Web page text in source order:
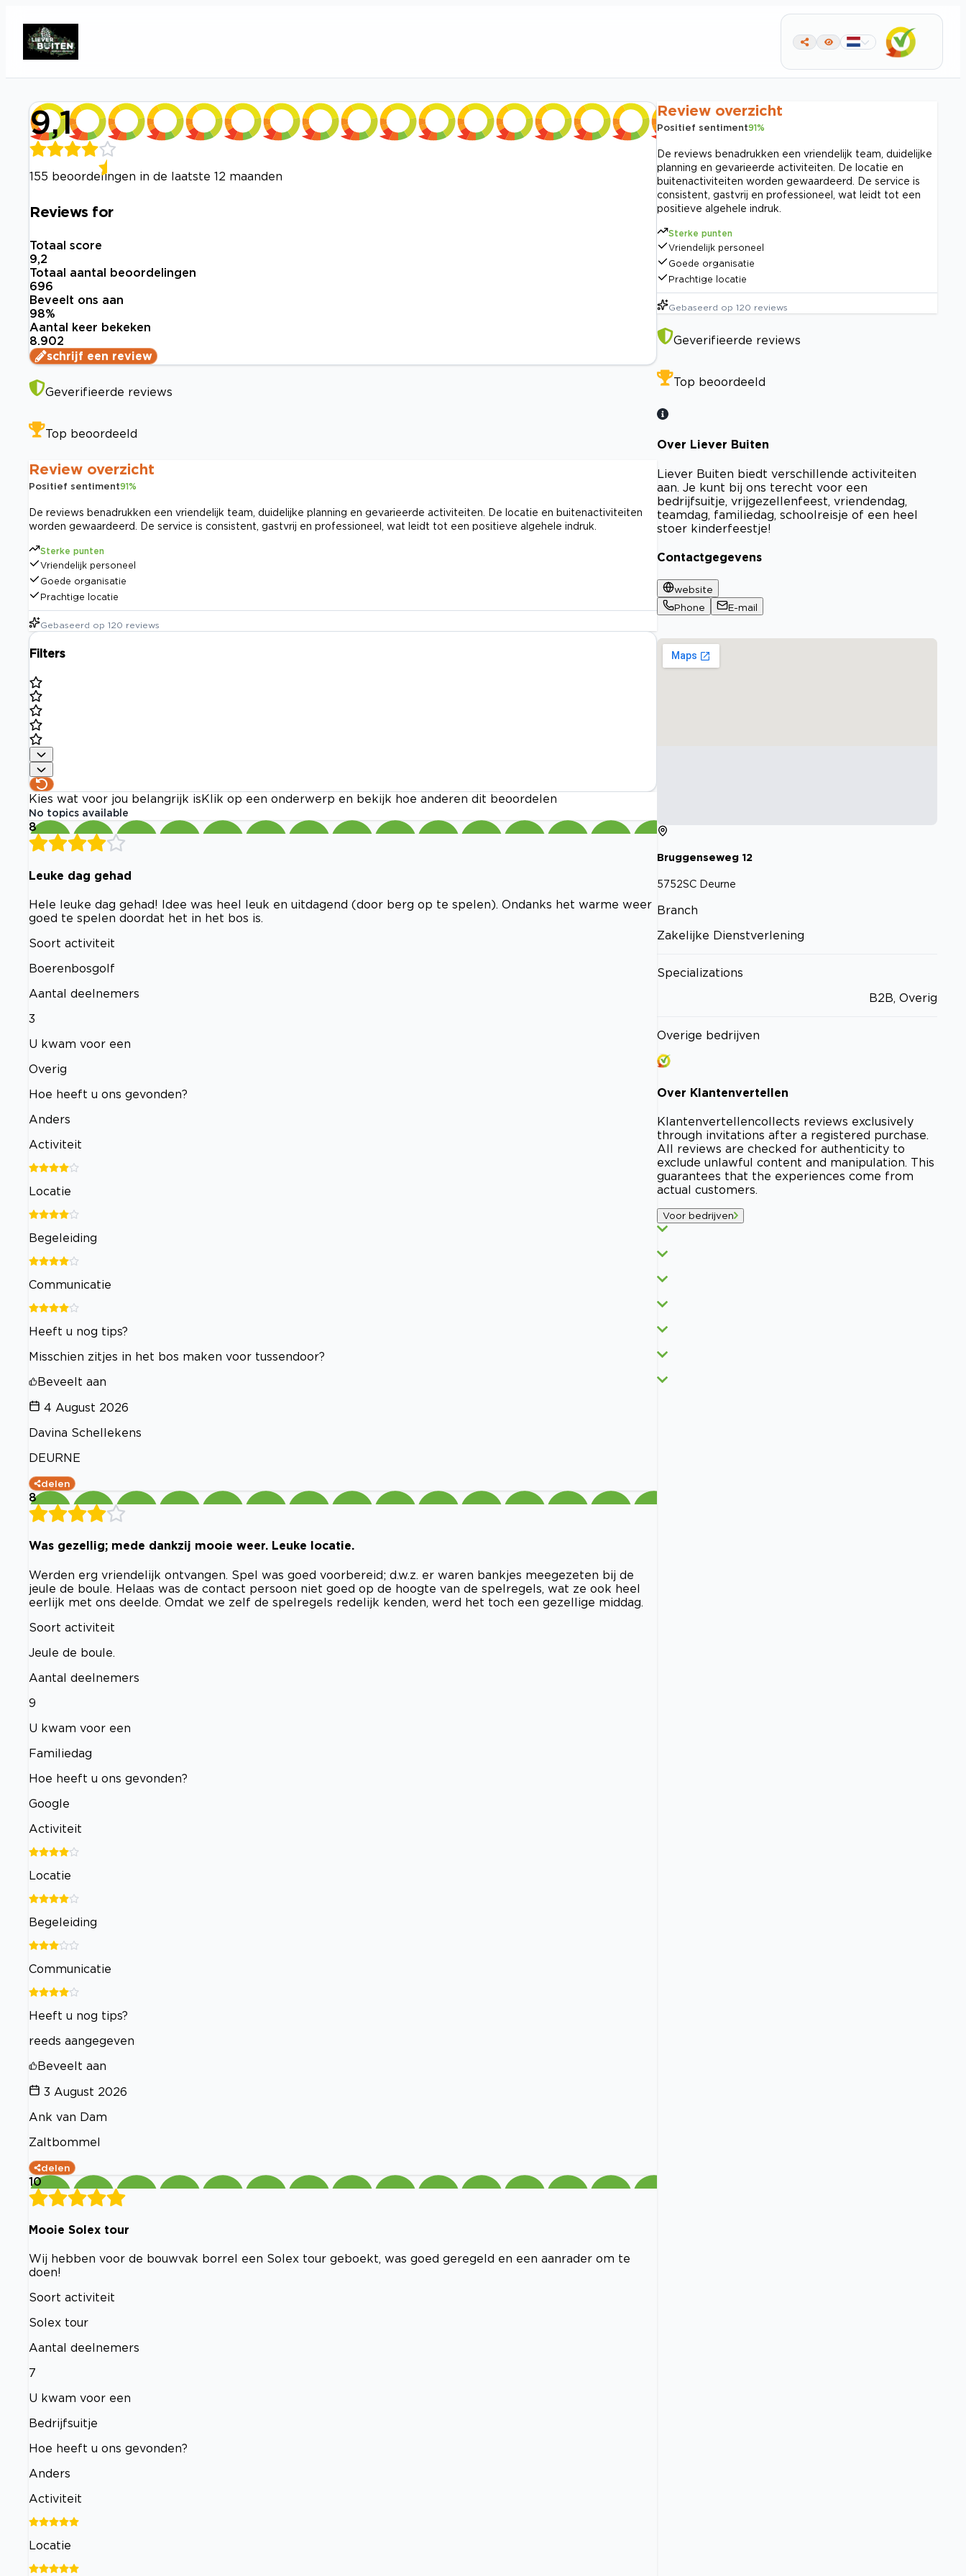
9,1
155 beoordelingen in de laatste 12 maanden
Reviews for
Totaal score
9,2
Totaal aantal beoordelingen
696
Beveelt ons aan
98%
Aantal keer bekeken
8.902
schrijf een review
Geverifieerde reviews
Top beoordeeld
Review overzicht
Positief sentiment91%
De reviews benadrukken een vriendelijk team, duidelijke planning en gevarieerde activiteiten. De locatie en buitenactiviteiten
worden gewaardeerd. De service is consistent, gastvrij en professioneel, wat leidt tot een positieve algehele indruk.
Sterke punten
Vriendelijk personeel
Goede organisatie
Prachtige locatie
Gebaseerd op 120 reviews
Filters
Kies wat voor jou belangrijk is Klik op een onderwerp en bekijk hoe anderen dit beoordelen
No topics available
8
Leuke dag gehad
Hele leuke dag gehad! Idee was heel leuk en uitdagend (door berg op te spelen). Ondanks het warme weer
goed te spelen doordat het in het bos is.
Soort activiteit
Boerenbosgolf
Aantal deelnemers
3
U kwam voor een
Overig
Hoe heeft u ons gevonden?
Anders
Activiteit
Locatie
Begeleiding
Communicatie
Heeft u nog tips?
Misschien zitjes in het bos maken voor tussendoor?
Beveelt aan
4 August 2026
Davina Schellekens
DEURNE
delen
8
Was gezellig; mede dankzij mooie weer. Leuke locatie.
Werden erg vriendelijk ontvangen. Spel was goed voorbereid; d.w.z. er waren bankjes meegezeten bij de
jeule de boule. Helaas was de contact persoon niet goed op de hoogte van de spelregels, wat ze ook heel
eerlijk met ons deelde. Omdat we zelf de spelregels redelijk kenden, werd het toch een gezellige middag.
Soort activiteit
Jeule de boule.
Aantal deelnemers
9
U kwam voor een
Familiedag
Hoe heeft u ons gevonden?
Google
Activiteit
Locatie
Begeleiding
Communicatie
Heeft u nog tips?
reeds aangegeven
Beveelt aan
3 August 2026
Ank van Dam
Zaltbommel
delen
10
Mooie Solex tour
Wij hebben voor de bouwvak borrel een Solex tour geboekt, was goed geregeld en een aanrader om te
doen!
Soort activiteit
Solex tour
Aantal deelnemers
7
U kwam voor een
Bedrijfsuitje
Hoe heeft u ons gevonden?
Anders
Activiteit
Locatie
Review overzicht
Positief sentiment91%
De reviews benadrukken een vriendelijk team, duidelijke
planning en gevarieerde activiteiten. De locatie en
buitenactiviteiten worden gewaardeerd. De service is
consistent, gastvrij en professioneel, wat leidt tot een
positieve algehele indruk.
Sterke punten
Vriendelijk personeel
Goede organisatie
Prachtige locatie
Gebaseerd op 120 reviews
Geverifieerde reviews
Top beoordeeld
Over Liever Buiten
Liever Buiten biedt verschillende activiteiten
aan. Je kunt bij ons terecht voor een
bedrijfsuitje, vrijgezellenfeest, vriendendag,
teamdag, familiedag, schoolreisje of een heel
stoer kinderfeestje!
Contactgegevens
website
Phone
E-mail
Bruggenseweg 12
5752SC Deurne
Branch
Zakelijke Dienstverlening
Specializations
B2B, Overig
Overige bedrijven
Over Klantenvertellen
Klantenvertellencollects reviews exclusively
through invitations after a registered purchase.
All reviews are checked for authenticity to
exclude unlawful content and manipulation. This
guarantees that the experiences come from
actual customers.
Voor bedrijven